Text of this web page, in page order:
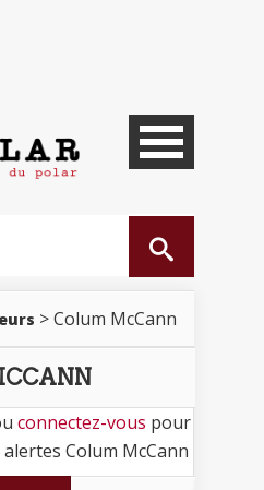
> Colum McCann
connectez-vous pour
Colum McCann